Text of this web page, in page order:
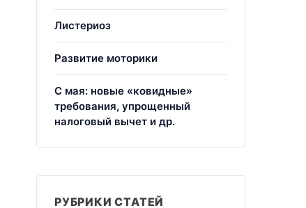
Листериоз
Развитие моторики
С мая: новые «ковидные»
требования, упрощенный
налоговый вычет и др.
РУБРИКИ СТАТЕЙ